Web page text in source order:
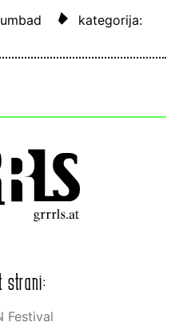
kategorija:
strani:
Festival